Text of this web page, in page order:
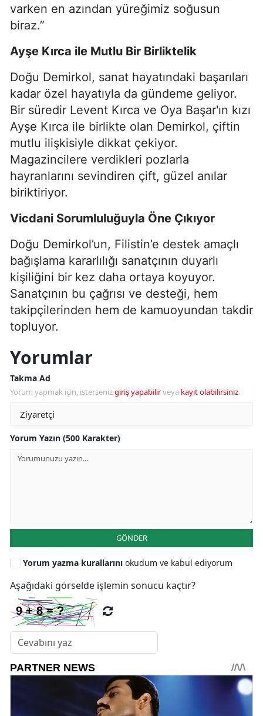
varken en azından yüreğimiz soğusun
biraz.”
Ayşe Kırca ile Mutlu Bir Birliktelik
Doğu Demirkol, sanat hayatındaki başarıları
kadar özel hayatıyla da gündeme geliyor.
Bir süredir Levent Kırca ve Oya Başar'ın kızı
Ayşe Kırca ile birlikte olan Demirkol, çiftin
mutlu ilişkisiyle dikkat çekiyor.
Magazincilere verdikleri pozlarla
hayranlarını sevindiren çift, güzel anılar
biriktiriyor.
Vicdani Sorumluluğuyla Öne Çıkıyor
Doğu Demirkol’un, Filistin’e destek amaçlı
bağışlama kararlılığı sanatçının duyarlı
kişiliğini bir kez daha ortaya koyuyor.
Sanatçının bu çağrısı ve desteği, hem
takipçilerinden hem de kamuoyundan takdir
topluyor.
Yorumlar
Takma Ad
Yorum yapmak için, istersenizgiriş yapabilirveya kayıt olabilirsiniz.
Yorum Yazın (500 Karakter)
GÖNDER
Yorum yazma kurallarını okudum ve kabul ediyorum
Aşağıdaki görselde işlemin sonucu kaçtır?